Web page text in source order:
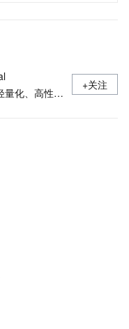
量化、高性价
生AI基础平
，全面提升
+关注